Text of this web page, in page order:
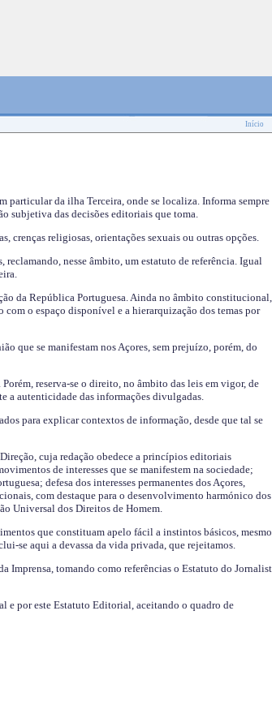
Início
particular da ilha Terceira, onde se localiza. Informa sempre
subjetiva das decisões editoriais que toma.
crenças religiosas, orientações sexuais ou outras opções.
nesse âmbito, um estatuto de referência. Igual
da República Portuguesa. Ainda no âmbito constitucional,
o espaço disponível e a hierarquização dos temas por
que se manifestam nos Açores, sem prejuízo, porém, do
reserva-se o direito, no âmbito das leis em vigor, de
a autenticidade das informações divulgadas.
para explicar contextos de informação, desde que tal se
cuja redação obedece a princípios editoriais
de interesses que se manifestem na sociedade;
defesa dos interesses permanentes dos Açores,
com destaque para o desenvolvimento harmónico dos
Universal dos Direitos de Homem.
que constituam apelo fácil a instintos básicos, mesmo
se aqui a devassa da vida privada, que rejeitamos.
Imprensa, tomando como referências o Estatuto do
e por este Estatuto Editorial, aceitando o quadro de